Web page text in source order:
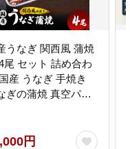
高等学校の教育環境の充
させていただきます。
の50％を指定校へ交付、
全体の教育環境の充実に
す。）
学校の教育環境の充実に
うなぎ 関西風 蒲焼
尾 セット 詰め合わ
産 うなぎ 手焼き
ぎの蒲焼 真空パッ
な丼 冷凍 三重 津
円